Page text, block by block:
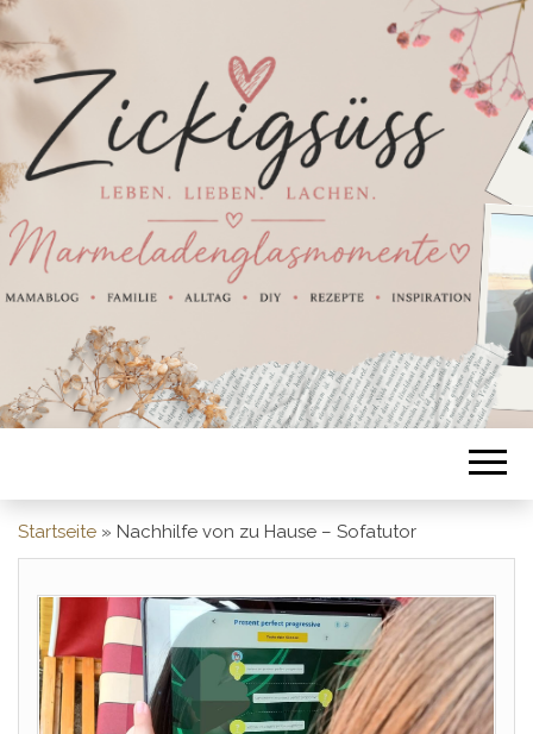
Startseite » Nachhilfe von zu Hause – Sofatutor